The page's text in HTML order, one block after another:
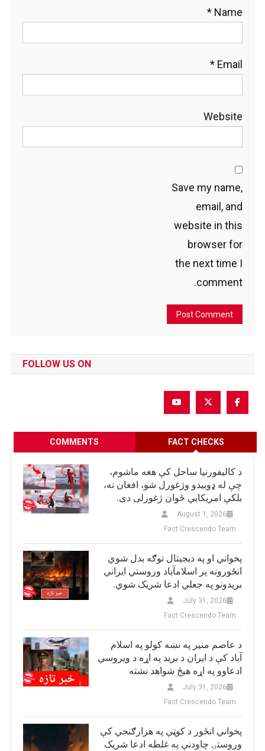
Name
*
Email
*
Website
Save my name,
email, and
website in this
browser for
the next time I
comment.
FOLLOW US ON
FACT CHECKS
COMMENTS
د کالیفورنیا ساحل کې هغه ماشوم،
چې له ډوبیدو وژغورل شو، افغان نه،
بلکې امریکایي ځوان ژغورلی دی.
August 1, 2026
Fact Crescendo Team
پخواني او په دیجیتال توګه بدل شوي
انځورونه پر اسلامآباد وروستي ایراني
بريدونو په جعلي ادعا شریک شوي.
July 31, 2026
Fact Crescendo Team
د عاصم منیر په نښه کولو په اسلام
آباد کې د ایران د برید په اړه د ویروسي
ادعاوو په اړه هیڅ شواهد نشته
July 31, 2026
Fact Crescendo Team
پخواني انځور د کوټې په هزارګنجي کې
وروستۍ چاودنې په غلطه ادعا شریک